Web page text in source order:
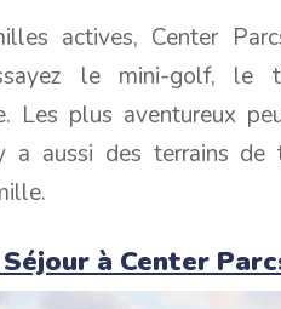
actives, Center
le mini-golf, le
Les plus aventureux
a aussi des terrains de
à Center